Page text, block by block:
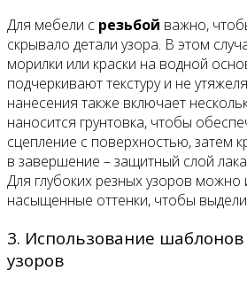
Для мебели с резьбой важно,
скрывало детали узора. В этом
морилки или краски на водной
подчеркивают текстуру и не
нанесения также включает
наносится грунтовка, чтобы
сцепление с поверхностью, затем
в завершение – защитный слой
Для глубоких резных узоров можно
насыщенные оттенки, чтобы
3. Использование шаблонов
узоров